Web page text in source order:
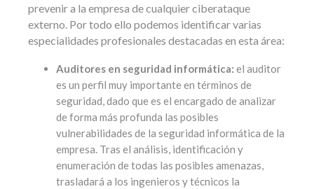
prevenir a la empresa de cualquier ciberataque
externo. Por todo ello podemos identificar varias
especialidades profesionales destacadas en esta área:
Auditores en seguridad informática: el auditor
es un perfil muy importante en términos de
seguridad, dado que es el encargado de analizar
de forma más profunda las posibles
vulnerabilidades de la seguridad informática de la
empresa. Tras el análisis, identificación y
enumeración de todas las posibles amenazas,
trasladará a los ingenieros y técnicos la